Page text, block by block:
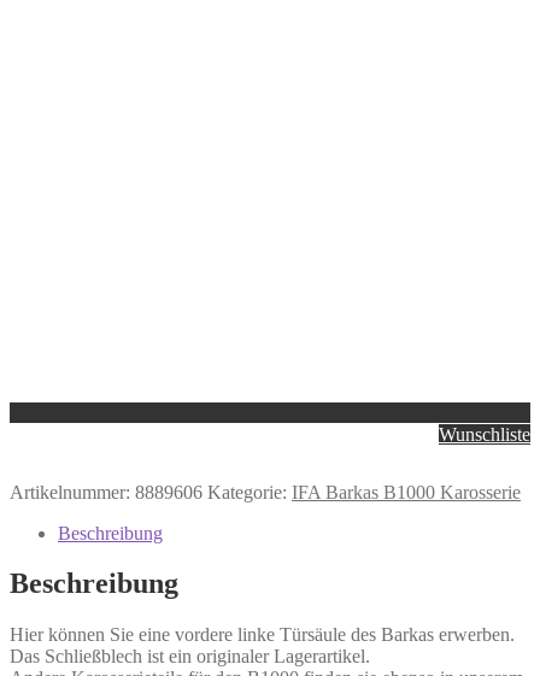
Wunschliste
Artikelnummer: 8889606 Kategorie: IFA Barkas B1000 Karosserie
Beschreibung
Beschreibung
Hier können Sie eine vordere linke Türsäule des Barkas erwerben.
Das Schließblech ist ein originaler Lagerartikel.